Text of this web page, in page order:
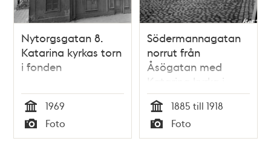
Nytorgsgatan 8.
Katarina kyrkas torn
i fonden
Tid
1969
Typ
Foto
Södermannagatan
norrut från
Åsögatan med
Katarina kyrka i
fonden
Tid
1885 till 1918
Typ
Foto